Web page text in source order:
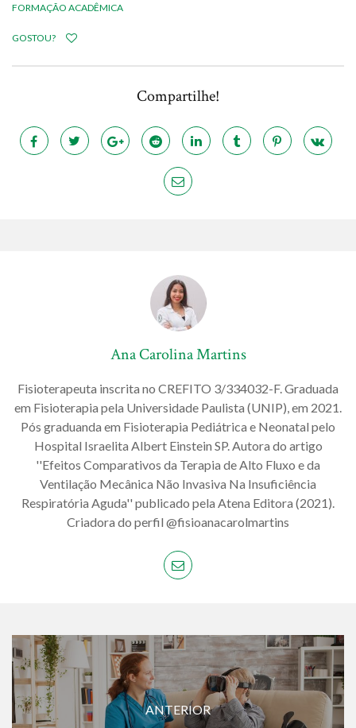
FORMAÇÃO ACADÊMICA
GOSTOU?
Compartilhe!
Ana Carolina Martins
Fisioterapeuta inscrita no CREFITO 3/334032-F. Graduada
em Fisioterapia pela Universidade Paulista (UNIP), em 2021.
Pós graduanda em Fisioterapia Pediátrica e Neonatal pelo
Hospital Israelita Albert Einstein SP. Autora do artigo
''Efeitos Comparativos da Terapia de Alto Fluxo e da
Ventilação Mecânica Não Invasiva Na Insuficiência
Respiratória Aguda'' publicado pela Atena Editora (2021).
Criadora do perfil @fisioanacarolmartins
ANTERIOR